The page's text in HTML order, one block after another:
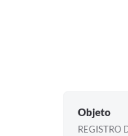
Objeto
REGISTRO